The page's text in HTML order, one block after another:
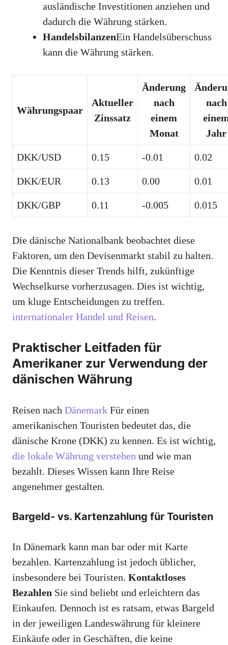
ausländische Investitionen anziehen und
dadurch die Währung stärken.
HandelsbilanzenEin Handelsüberschuss
kann die Währung stärken.
Währungspaar
Aktueller
Zinssatz
Änderung
nach
einem
Monat
nach
Jahr
DKK/USD 0.15 -0.01 0.02
DKK/EUR 0.13 0.00 0.01
DKK/GBP 0.11 -0.005 0.015
Die dänische Nationalbank beobachtet diese
Faktoren, um den Devisenmarkt stabil zu halten.
Die Kenntnis dieser Trends hilft, zukünftige
Wechselkurse vorherzusagen. Dies ist wichtig,
um kluge Entscheidungen zu treffen.
internationaler Handel und Reisen.
Praktischer Leitfaden für
Amerikaner zur Verwendung der
dänischen Währung
Reisen nach Dänemark Für einen
amerikanischen Touristen bedeutet das, die
dänische Krone (DKK) zu kennen. Es ist wichtig,
die lokale Währung verstehen und wie man
bezahlt. Dieses Wissen kann Ihre Reise
angenehmer gestalten.
Bargeld- vs. Kartenzahlung für Touristen
In Dänemark kann man bar oder mit Karte
bezahlen. Kartenzahlung ist jedoch üblicher,
insbesondere bei Touristen. Kontaktloses
Bezahlen Sie sind beliebt und erleichtern das
Einkaufen. Dennoch ist es ratsam, etwas Bargeld
in der jeweiligen Landeswährung für kleinere
Einkäufe oder in Geschäften, die keine